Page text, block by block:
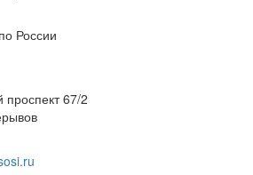
России
проспект 67/2